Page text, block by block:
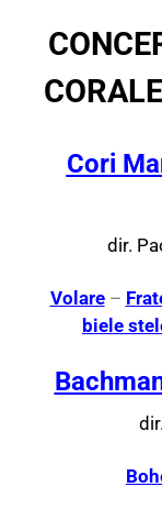
CORALE
Cori
dir.
Volare–
biele